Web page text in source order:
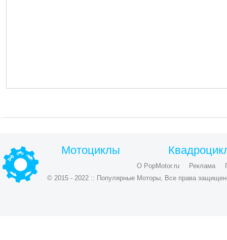
Мотоциклы
О PopMotor.ru Реклама
© 2015 - 2022 :: Популярные Моторы, Все права